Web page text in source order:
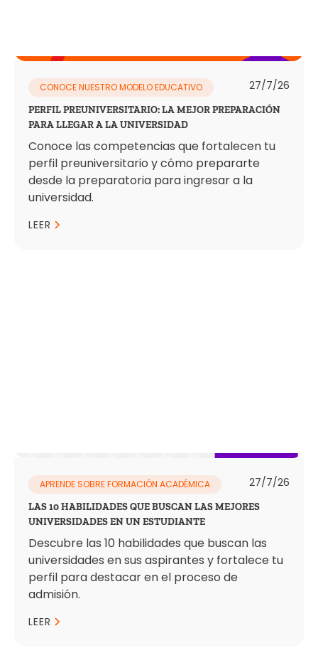
CONOCE NUESTRO MODELO EDUCATIVO 27/7/26
PERFIL PREUNIVERSITARIO: LA MEJOR PREPARACIÓN
PARA LLEGAR A LA UNIVERSIDAD
Conoce las competencias que fortalecen tu
perfil preuniversitario y cómo prepararte
desde la preparatoria para ingresar a la
universidad.
LEER
APRENDE SOBRE FORMACIÓN ACADÉMICA 27/7/26
LAS 10 HABILIDADES QUE BUSCAN LAS MEJORES
UNIVERSIDADES EN UN ESTUDIANTE
Descubre las 10 habilidades que buscan las
universidades en sus aspirantes y fortalece tu
perfil para destacar en el proceso de
admisión.
LEER